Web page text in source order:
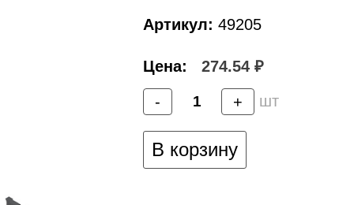
Артикул: 49205
Цена: 274.54 ₽
- + шт
В корзину